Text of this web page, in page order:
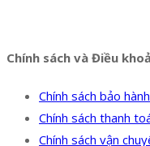
Chính sách và Điều
Chính sách bảo hành
Chính sách thanh
Chính sách vận